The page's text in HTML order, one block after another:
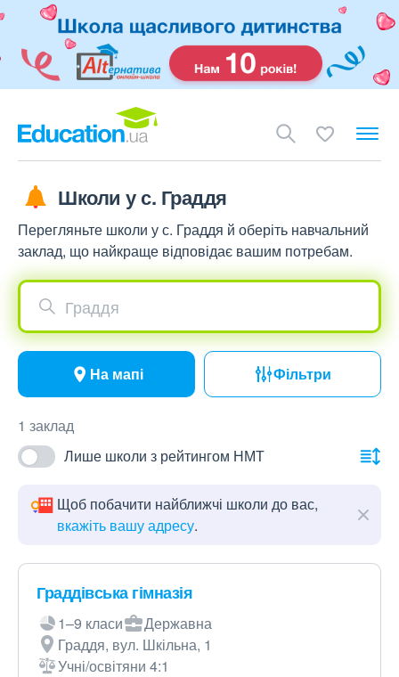
Школи у с. Граддя
Перегляньте школи у с. Граддя й оберіть навчальний
заклад, що найкраще відповідає вашим потребам.
Граддя
На мапі Фільтри
1 заклад
Лише школи з рейтингом НМТ
Щоб побачити найближчі школи до вас,
вкажіть вашу адресу.
Граддівська гімназія
1–9 класи
Державна
Граддя, вул. Шкільна, 1
Учні/освітяни 4:1